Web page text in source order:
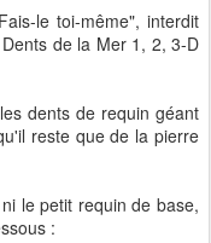
le toi-même", interdit
de la Mer 1, 2, 3-D
dents de requin géant
reste que de la pierre
le petit requin de base,
: